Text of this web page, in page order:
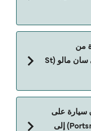
من
بورتسموث (Portsmouth) إلى سان مالو (St
سيارة على
العبّارة من بورتسموث (Portsmouth) إلى